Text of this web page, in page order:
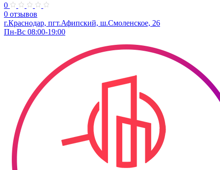
0
0 отзывов
г.Краснодар, пгт.Афипский, ш.Смоленское, 26
Пн-Вс 08:00-19:00